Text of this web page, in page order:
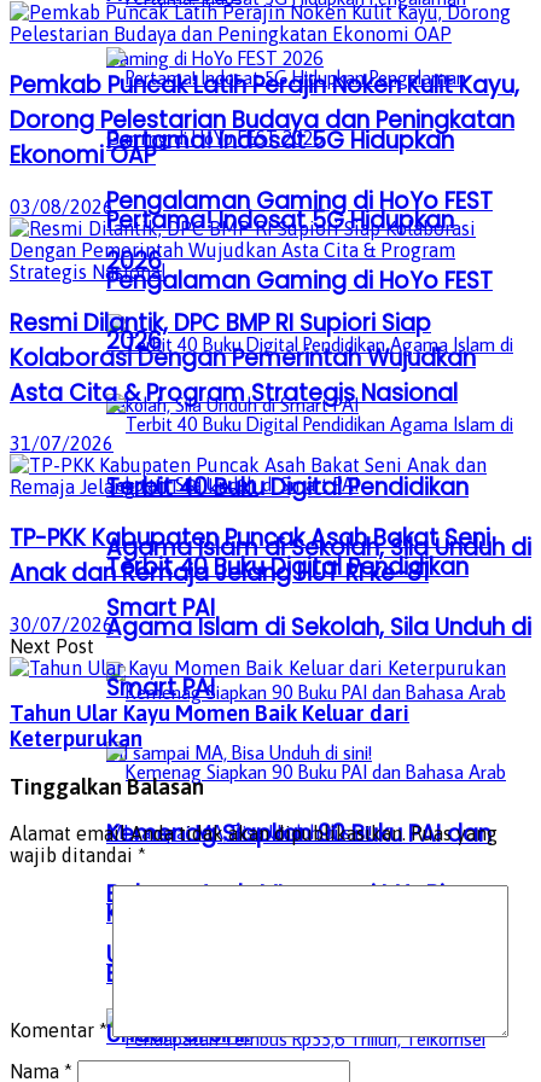
Pertama! Indosat 5G Hidupkan
Pengalaman Gaming di HoYo FEST
2026
Terbit 40 Buku Digital Pendidikan
Agama Islam di Sekolah, Sila Unduh di
Smart PAI
Kemenag Siapkan 90 Buku PAI dan
Bahasa Arab MI sampai MA, Bisa
Unduh di sini!
Pertama! Indosat 5G Hidupkan
Pengalaman Gaming di HoYo FEST
2026
Terbit 40 Buku Digital Pendidikan
Agama Islam di Sekolah, Sila Unduh di
Smart PAI
Kemenag Siapkan 90 Buku PAI dan
Bahasa Arab MI sampai MA, Bisa
Unduh di sini!
Pemkab Puncak Latih Perajin Noken Kulit Kayu,
Dorong Pelestarian Budaya dan Peningkatan
Ekonomi OAP
03/08/2026
Resmi Dilantik, DPC BMP RI Supiori Siap
Kolaborasi Dengan Pemerintah Wujudkan
Asta Cita & Program Strategis Nasional
31/07/2026
TP-PKK Kabupaten Puncak Asah Bakat Seni
Anak dan Remaja Jelang HUT RI ke-81
30/07/2026
Next Post
Tahun Ular Kayu Momen Baik Keluar dari
Keterpurukan
Tinggalkan Balasan
Alamat email Anda tidak akan dipublikasikan. Ruas yang
wajib ditandai *
Komentar *
Nama *